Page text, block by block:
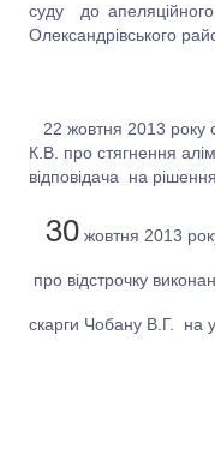
суду до апеляційного
Олександрівського
22 жовтня 2013 року
К.В. про стягнення
відповідача на
30 жовтня 2013
про відстрочку
скарги Чобану В.Г. на